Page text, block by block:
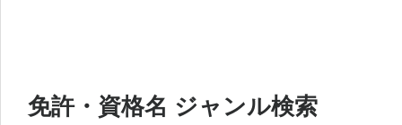
免許・資格名 ジャンル検索